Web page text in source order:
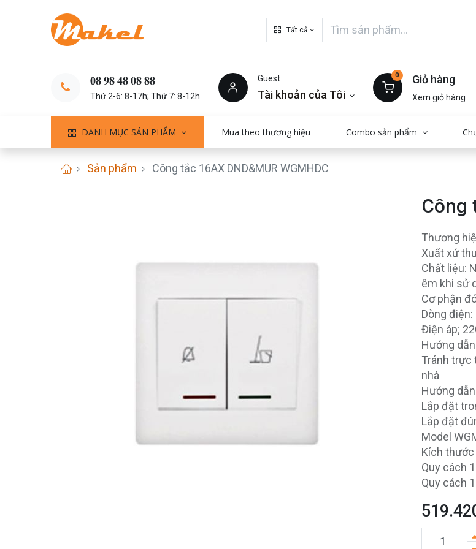
Tất cả
𝟎𝟖 𝟗𝟖 𝟒𝟖 𝟎𝟖 𝟖𝟖
Thứ 2-6: 8-17h; Thứ 7: 8-12h
Guest
Tài khoản của Tôi
0 Giỏ hàng
Xem giỏ hàng
DANH MỤC SẢN PHẨM Mua theo thương hiệu Combo sản phẩm
Sản phẩm Công tắc 16AX DND&MUR WGMHDC
Công
Thương
Xuất xứ
Chất liệu:
êm khi sử
Cơ phận
Dòng điện:
Điện áp;
Hướng
Tránh trực
nhà
Hướng
Lắp đặt
Lắp đặt
Model
Kích
Quy cách
Quy cách